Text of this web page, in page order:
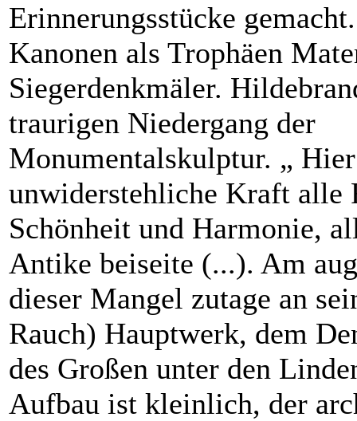
Erinnerungsstücke
Kanonen als Trophäen
Siegerdenkmäler.
traurigen Niedergang der
Monumentalskulptur. „
unwiderstehliche Kraft alle
Schönheit und Harmonie,
Antike beiseite (...). Am
dieser Mangel zutage an
Rauch) Hauptwerk, dem
des Großen unter den
Aufbau ist kleinlich, der